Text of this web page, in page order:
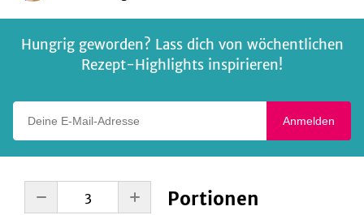
Hungrig geworden? Lass dich von wöchentlichen
Rezept-Highlights inspirieren!
Anmelden
Portionen